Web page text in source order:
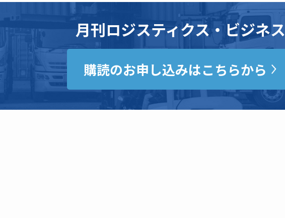
月刊ロジスティクス・ビジネス
購読のお申し込みはこちらから